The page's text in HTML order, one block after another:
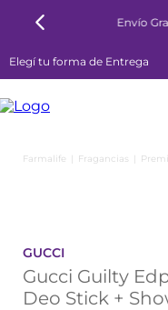
Envío
Elegí tu forma de Entrega
Fragancias
GUCCI
Gucci Guilty
Deo Stick +